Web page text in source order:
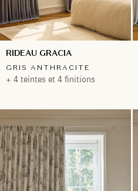
RIDEAU GRACIA
GRIS ANTHRACITE
+ 4 teintes et 4 finitions